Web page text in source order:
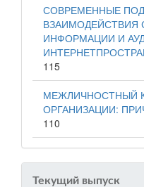
СОВРЕМЕННЫЕ
ВЗАИМОДЕЙСТВИЯ
ИНФОРМАЦИИ И
115
МЕЖЛИЧНОСТНЫЙ
ОРГАНИЗАЦИИ:
110
Текущий выпуск